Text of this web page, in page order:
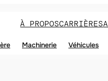
À PROPOSCARRIÈRES
Machinerie Véhicules